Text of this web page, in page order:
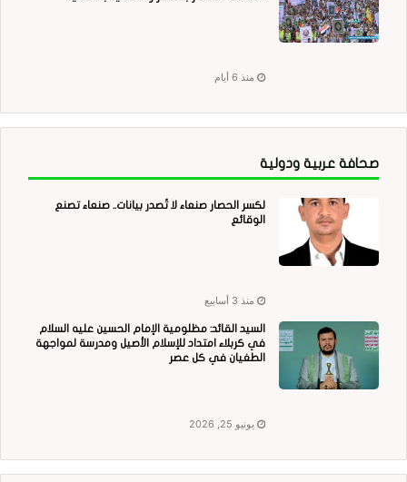
منذ 6 أيام
صحافة عربية ودولية
لكسر الحصار صنعاء لا تُصدر بيانات.. صنعاء تصنع
الوقائع
منذ 3 أسابيع
السيد القائد: مظلومية الإمام الحسين عليه السلام
في كربلاء امتداد للإسلام الأصيل ومدرسة لمواجهة
الطغيان في كل عصر
يونيو 25, 2026